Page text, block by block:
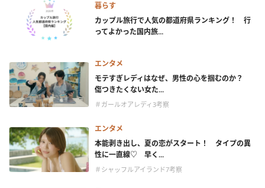
暮らす
カップル旅行で人気の都道府県ランキング！ 行
ってよかった国内旅...
エンタメ
モテすぎレディはなぜ、男性の心を掴むのか？
傷つきたくない女た...
＃ガールオアレディ3考察
エンタメ
本能剥き出し、夏の恋がスタート！ タイプの異
性に一直線♡ 早く...
＃シャッフルアイランド7考察